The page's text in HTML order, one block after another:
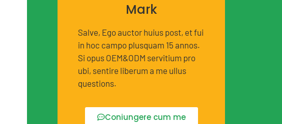
Mark
Salve, Ego auctor huius post, et fui
in hoc campo plusquam 15 annos.
Si opus OEM&ODM servitium pro
ubi, sentire liberum a me ullus
questions.
Coniungere cum me